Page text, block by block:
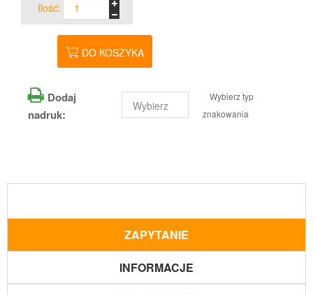
Ilość:
DO KOSZYKA
Dodaj
nadruk:
Wybierz typ
znakowania
ZAPYTANIE
INFORMACJE